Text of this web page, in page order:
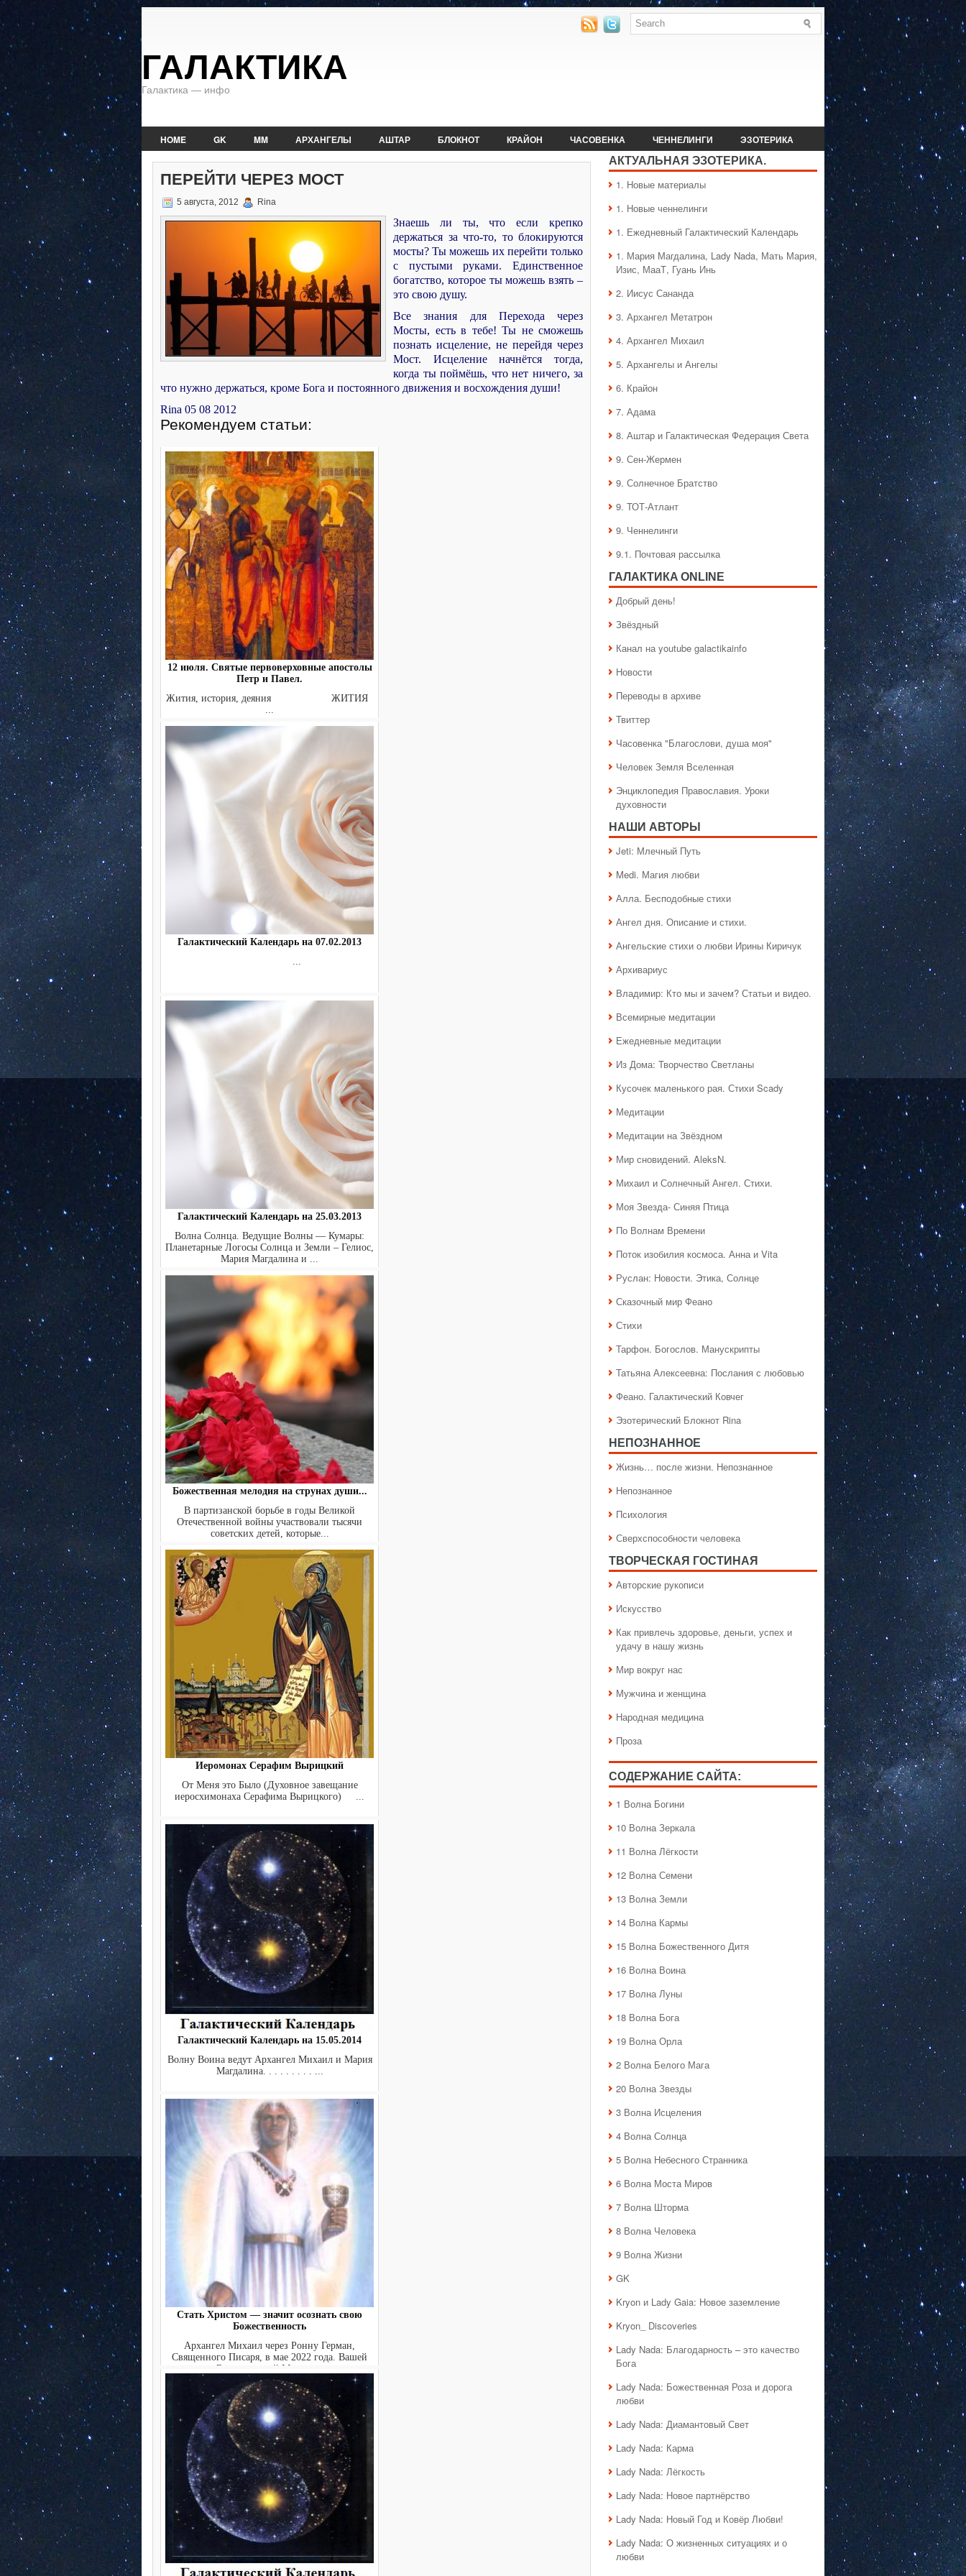
ГАЛАКТИКА
Галактика — инфо
HOME GK MM АРХАНГЕЛЫ АШТАР БЛОКНОТ КРАЙОН ЧАСОВЕНКА ЧЕННЕЛИНГИ ЭЗОТЕРИКА
ПЕРЕЙТИ ЧЕРЕЗ МОСТ
5 августа, 2012 Rina
Знаешь ли ты, что если крепко
держаться за что-то, то блокируются
мосты? Ты можешь их перейти только
с пустыми руками. Единственное
богатство, которое ты можешь взять –
это свою душу.
Все знания для Перехода через
Мосты, есть в тебе! Ты не сможешь
познать исцеление, не перейдя через
Мост. Исцеление начнётся тогда,
когда ты поймёшь, что нет ничего, за
что нужно держаться, кроме Бога и постоянного движения и восхождения души!
Rina 05 08 2012
Рекомендуем статьи:
12 июля. Святые первоверховные апостолы
Петр и Павел.
Жития, история, деяния ЖИТИЯ
Галактический Календарь на 07.02.2013
Галактический Календарь на 25.03.2013
Волна Солнца. Ведущие Волны — Кумары:
Планетарные Логосы Солнца и Земли – Гелиос,
Мария Магдалина и ...
Божественная мелодия на струнах души...
В партизанской борьбе в годы Великой
Отечественной войны участвовали тысячи
советских детей, которые...
Иеромонах Серафим Вырицкий
От Меня это Было (Дyховное завещание
иеросхимонаха Серафима Вырицкого) ...
Галактический Календарь на 15.05.2014
Волну Воина ведут Архангел Михаил и Мария
Магдалина. . . . . . . . . ...
Стать Христом — значит осознать свою
Божественность
Архангел Михаил через Ронну Герман,
Священного Писаря, в мае 2022 года. Вашей
Божественной Миссие...
АКТУАЛЬНАЯ ЭЗОТЕРИКА.
1. Hовые материалы
1. Hовые ченнелинги
1. Ежедневный Галактический Календарь
1. Мария Магдалина, Lady Nada, Мать Мария,
Изис, МааТ, Гуань Инь
2. Иисус Сананда
3. Архангел Метатрон
4. Архангел Михаил
5. Архангелы и Ангелы
6. Крайон
7. Адама
8. Аштар и Галактическая Федерация Света
9. Сен-Жермен
9. Солнечное Братство
9. ТОТ-Атлант
9. Ченнелинги
9.1. Почтовая рассылка
ГАЛАКТИКA ONLINE
Добрый день!
Звёздный
Канал на youtube galactikainfo
Новости
Переводы в архиве
Твиттер
Часовенка "Благослови, душа моя"
Человек Земля Вселенная
Энциклопедия Православия. Уроки
духовности
НАШИ АВТОРЫ
Jeti: Млечный Путь
Medi. Магия любви
Алла. Бесподобные стихи
Ангел дня. Описание и стихи.
Ангельские стихи о любви Ирины Киричук
Архивариус
Владимир: Кто мы и зачем? Статьи и видео.
Всемирные медитации
Ежедневные медитации
Из Дома: Творчество Светланы
Кусочек маленького рая. Стихи Scady
Медитации
Медитации на Звёздном
Мир сновидений. AleksN.
Михаил и Солнечный Ангел. Стихи.
Моя Звезда- Синяя Птица
По Волнам Времени
Поток изобилия космоса. Анна и Vita
Руслан: Новости. Этика, Солнце
Сказочный мир Феано
Стихи
Тарфон. Богослов. Манускрипты
Татьяна Алексеевна: Послания с любовью
Феано. Галактический Ковчег
Эзотерический Блокнот Rina
НЕПОЗНАННОЕ
Жизнь… после жизни. Непознанное
Непознанное
Психология
Сверхспособности человека
ТВОРЧЕСКАЯ ГОСТИНАЯ
Авторские рукописи
Искусство
Как привлечь здоровье, деньги, успех и
удачу в нашу жизнь
Мир вокруг нас
Мужчина и женщина
Народная медицина
Проза
СОДЕРЖАНИЕ САЙТА:
1 Волна Богини
10 Волна Зеркала
11 Волна Лёгкости
12 Волна Семени
13 Волна Земли
14 Волна Кармы
15 Волна Божественного Дитя
16 Волна Воина
17 Волна Луны
18 Волна Бога
19 Волна Орла
2 Волна Белого Мага
20 Волна Звезды
3 Волна Исцеления
4 Волна Солнца
5 Волна Небесного Странника
6 Волна Моста Миров
7 Волна Шторма
8 Волна Человека
9 Волна Жизни
GK
Kryon и Lady Gaia: Новое заземление
Kryon_ Discoveries
Lady Nada: Благодарность – это качество
Бога
Lady Nada: Божественная Роза и дорога
любви
Lady Nada: Диамантовый Свет
Lady Nada: Карма
Lady Nada: Лёгкость
Lady Nada: Новое партнёрство
Lady Nada: Новый Год и Ковёр Любви!
Lady Nada: О жизненных ситуациях и о
любви